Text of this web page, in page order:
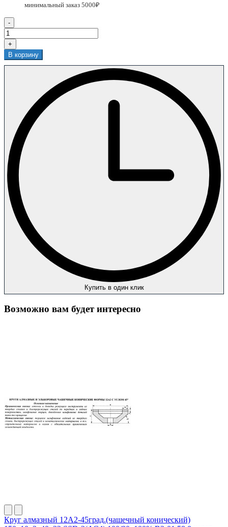
-
+
В корзину
Купить в один клик
Возможно вам будет интересно
Круг алмазный 12А2-45град.(чашечный конический)